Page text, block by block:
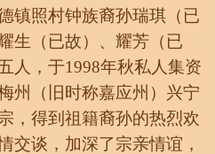
镇照村钟族裔孙瑞琪（已
生（已故）、耀芳（已
人，于1998年秋私人集资
州（旧时称嘉应州）兴宁
，得到祖籍裔孙的热烈欢
交谈，加深了宗亲情谊，